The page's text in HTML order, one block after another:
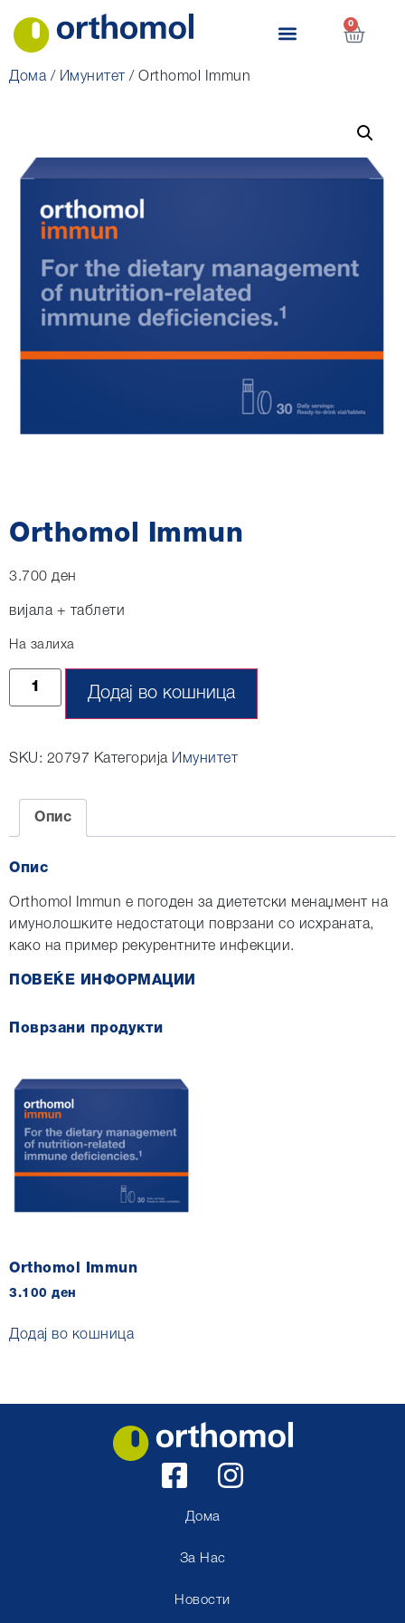
0
Дома/ Имунитет / Orthomol Immun
Orthomol Immun
3.700 ден
вијала + таблети
На залиха
Додај во кошница
SKU: 20797 Категорија Имунитет
Опис
Опис
Orthomol Immun е погоден за диететски менаџмент на
имунолошките недостатоци поврзани со исхраната,
како на пример рекурентните инфекции.
ПОВЕЌЕ ИНФОРМАЦИИ
Поврзани продукти
Orthomol Immun
3.100 ден
Додај во кошница
Дома
За Нас
Новости